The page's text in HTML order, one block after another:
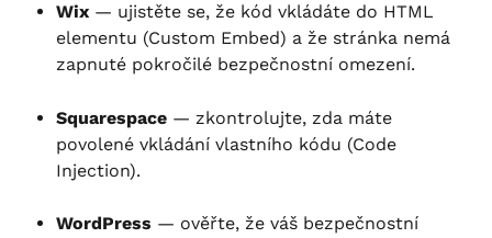
Wix — ujistěte se, že kód vkládáte do HTML
elementu (Custom Embed) a že stránka nemá
zapnuté pokročilé bezpečnostní omezení.
Squarespace — zkontrolujte, zda máte
povolené vkládání vlastního kódu (Code
Injection).
WordPress — ověřte, že váš bezpečnostní